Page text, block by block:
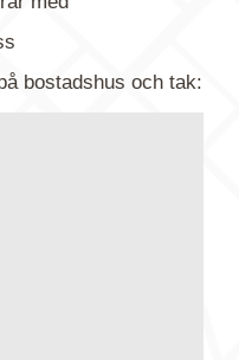
utan
bostadshus och tak: